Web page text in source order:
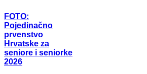
FOTO:
Pojedinačno
prvenstvo
Hrvatske za
seniore i seniorke
2026